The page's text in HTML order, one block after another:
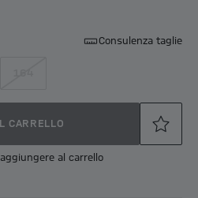
Consulenza taglie
CARRELLO
al carrello